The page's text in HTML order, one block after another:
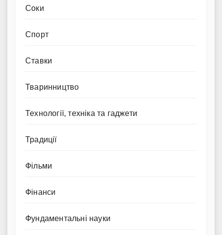
Соки
Спорт
Ставки
Тваринництво
Технології, техніка та гаджети
Традиції
Фільми
Фінанси
Фундаментальні науки